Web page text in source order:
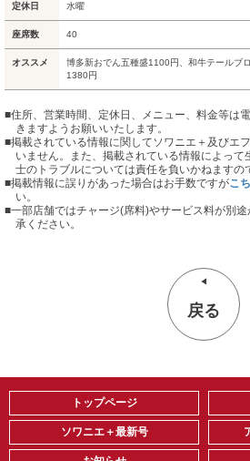
定休日 水曜
座席数 40
オススメ
博多新おでん五種盛1100円、和牛テールブ
1380円
■住所、営業時間、定休日、メニュー、料金等は
きますようお願いいたします。
■掲載されている情報に関してソワニエ＋及びエ
いません。また、掲載されている情報によって
士のトラブルについては責任を負いかねますの
■掲載情報に誤りがあった場合はお手数ですがこ
い。
■一部店舗ではチャージ(席料)やサービス料が別
承ください。
戻る
トップページ
ソワニエ＋最新号